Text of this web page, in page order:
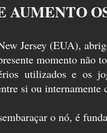
Jersey (EUA),
momento
utilizados e os
si ou internamente
o nó, é